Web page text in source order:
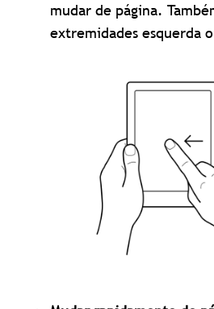
mudar de página.
extremidades esquerda